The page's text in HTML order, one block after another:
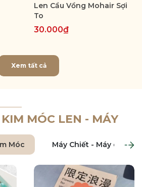
Len Cầu Vồng Mohair Sợi
To
30.000₫
Xem tất cả
MÓC LEN - MÁY
Móc Máy Chiết - Máy chập